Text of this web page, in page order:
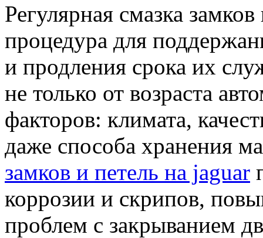
Регулярная смазка
процедура для
и продления срока их
не только от возраста
факторов: климата,
даже способа хранения
замков и петель на jaguar
коррозии и скрипов,
проблем с закрыванием